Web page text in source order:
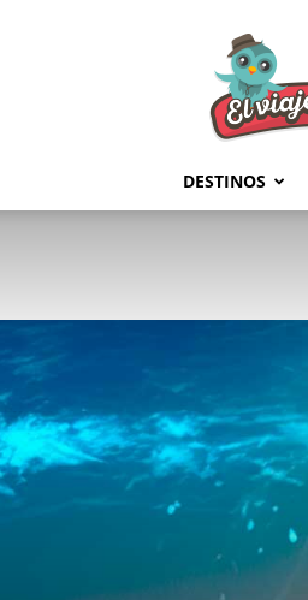
DESTINOS